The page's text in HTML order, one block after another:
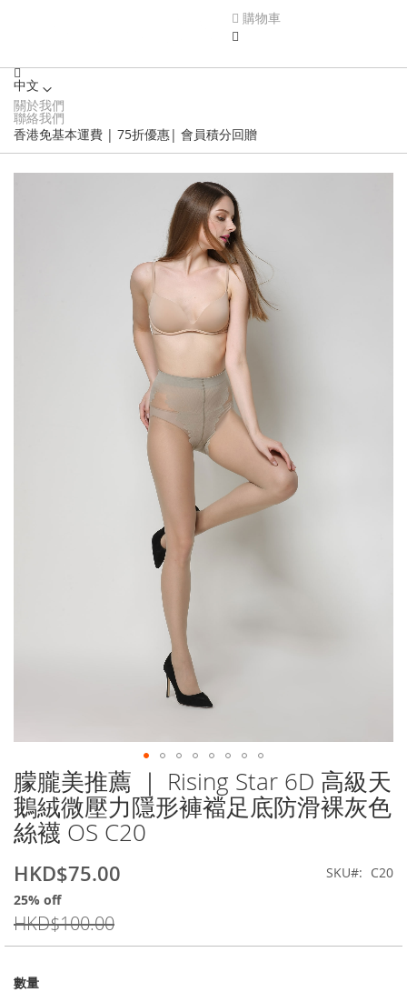
購物車
Language
中文
關於我們
聯絡我們
香港免基本運費 | 75折優惠| 會員積分回贈
朦朧美推薦 ｜ Rising Star 6D 高級天
鵝絨微壓力隱形褲襠足底防滑裸灰色
絲襪 OS C20
特
HKD$75.00
25% off
HKD$100.00
SKU C20
數量
Skip
to
the
beginning
of
the
images
gallery